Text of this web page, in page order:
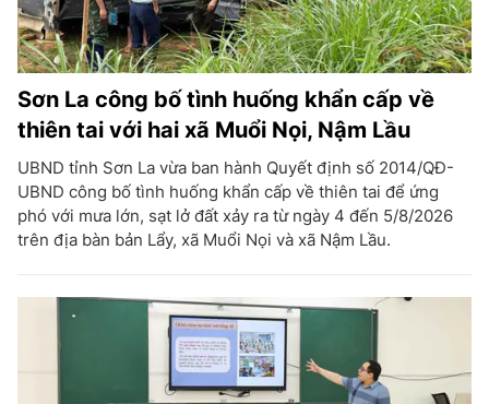
Sơn La công bố tình huống khẩn cấp về
thiên tai với hai xã Muổi Nọi, Nậm Lầu
UBND tỉnh Sơn La vừa ban hành Quyết định số 2014/QĐ-
UBND công bố tình huống khẩn cấp về thiên tai để ứng
phó với mưa lớn, sạt lở đất xảy ra từ ngày 4 đến 5/8/2026
trên địa bàn bản Lẩy, xã Muổi Nọi và xã Nậm Lầu.